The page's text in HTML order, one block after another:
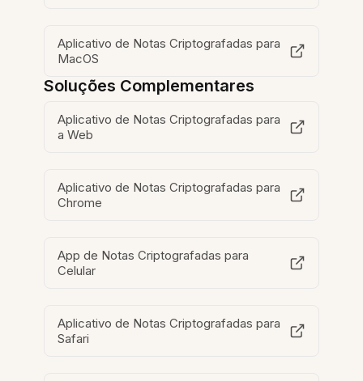
Aplicativo de Notas Criptografadas para
MacOS
Soluções Complementares
Aplicativo de Notas Criptografadas para
a Web
Aplicativo de Notas Criptografadas para
Chrome
App de Notas Criptografadas para
Celular
Aplicativo de Notas Criptografadas para
Safari